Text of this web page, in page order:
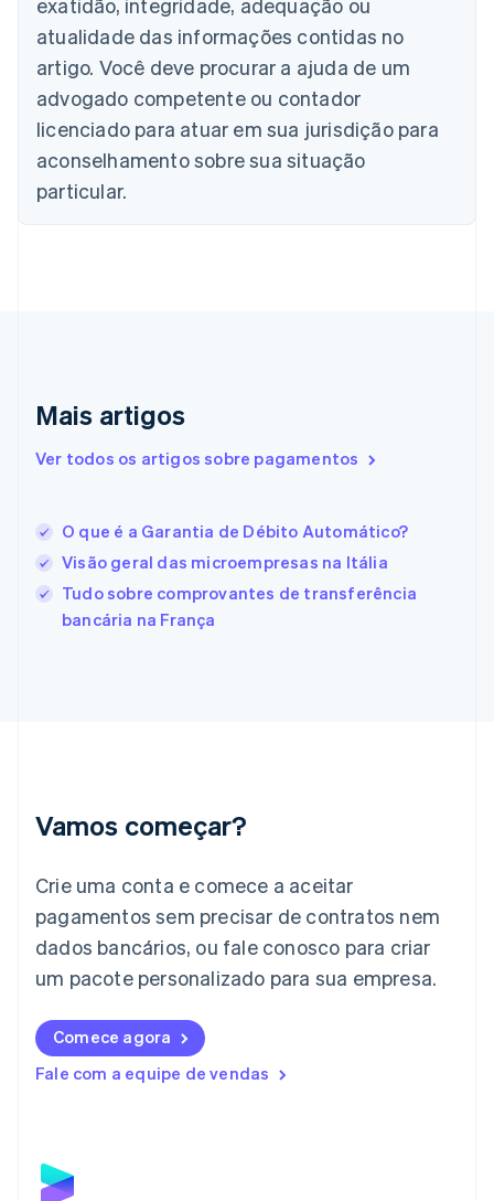
exatidão, integridade, adequação ou
atualidade das informações contidas no
artigo. Você deve procurar a ajuda de um
advogado competente ou contador
licenciado para atuar em sua jurisdição para
aconselhamento sobre sua situação
particular.
Mais artigos
Ver todos os artigos sobre pagamentos
O que é a Garantia de Débito Automático?
Visão geral das microempresas na Itália
Tudo sobre comprovantes de transferência
bancária na França
Vamos começar?
Crie uma conta e comece a aceitar
pagamentos sem precisar de contratos nem
dados bancários, ou fale conosco para criar
um pacote personalizado para sua empresa.
Comece agora
Fale com a equipe de vendas
Canadá
EnglishFrançais
China continental
简体中文
Chipre
English
Croácia
EnglishItaliano
Dinamarca
Espanha
EspañolEnglish
Estados Unidos
Finlândia
EnglishSvenska
França
Gibraltar
English
Italiano English
日本語English
Letônia
Liechtenstein
Lituânia
English
Luxemburgo
Malta
English